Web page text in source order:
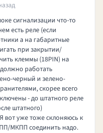
сигнализации что-то
есть реле (если
а на габаритные
при закрытии/
клеммы (18PIN) на
работать
черный и зелено-
скорее всего
- до штатного реле
штатного)
вот уже тоже склоняюсь к
МКПП соединить надо.